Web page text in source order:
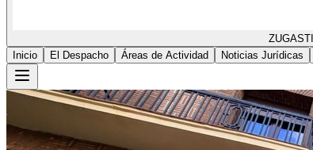
ZUGASTI
Inicio
El Despacho Áreas de Actividad Noticias Jurídicas